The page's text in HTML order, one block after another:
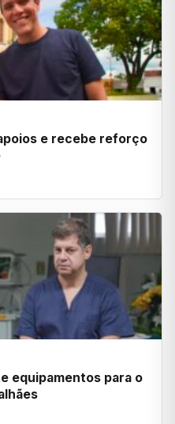
e recebe reforço
equipamentos para o